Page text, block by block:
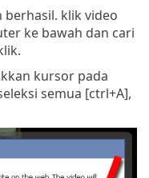
berhasil. klik video
ke bawah dan cari
kursor pada
semua [ctrl+A],